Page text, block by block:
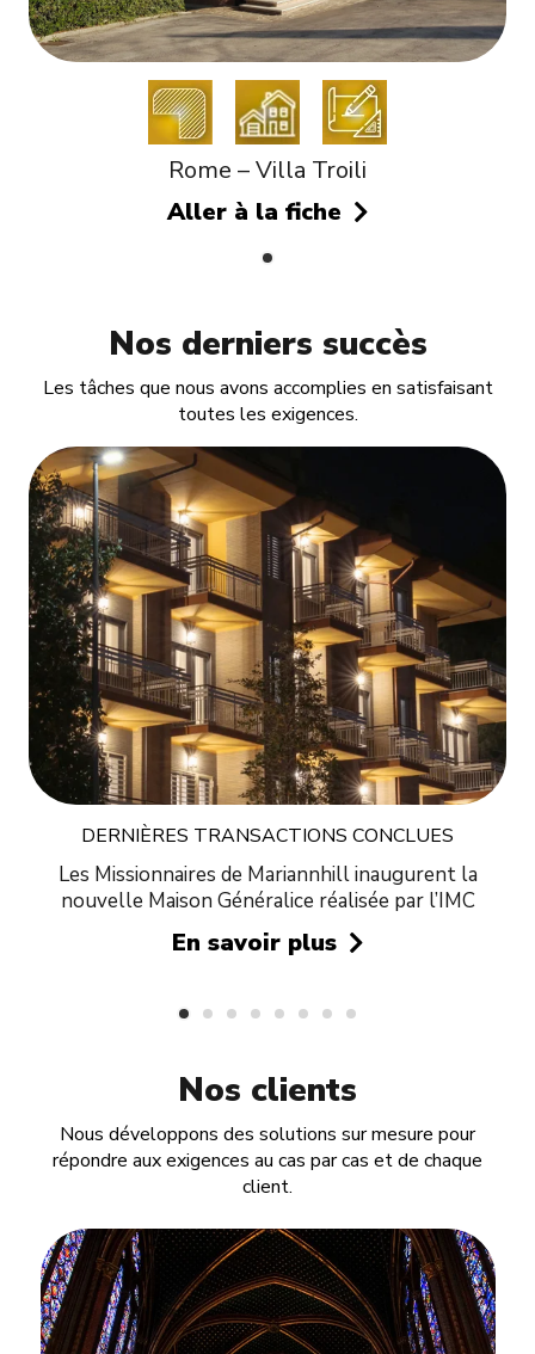
Rome – Villa Troili
Aller à la fiche
Nos derniers succès
Les tâches que nous avons accomplies en satisfaisant
toutes les exigences.
DERNIÈRES TRANSACTIONS CONCLUES
Les Missionnaires de Mariannhill inaugurent la
nouvelle Maison Généralice réalisée par l’IMC
En savoir plus
Nos clients
Nous développons des solutions sur mesure pour
répondre aux exigences au cas par cas et de chaque
client.